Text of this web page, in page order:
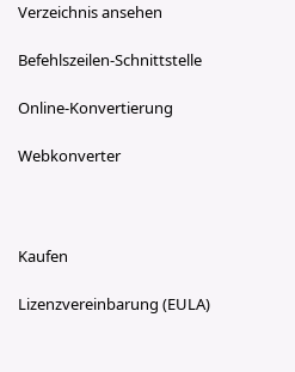
Verzeichnis ansehen
Befehlszeilen-Schnittstelle
Online-Konvertierung
Webkonverter
Kaufen
Lizenzvereinbarung (EULA)